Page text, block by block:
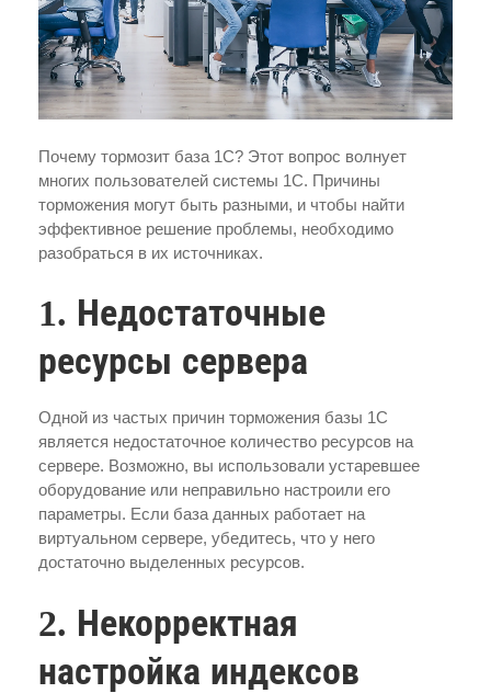
Почему тормозит база 1С? Этот вопрос волнует
многих пользователей системы 1С. Причины
торможения могут быть разными, и чтобы найти
эффективное решение проблемы, необходимо
разобраться в их источниках.
1. Недостаточные
ресурсы сервера
Одной из частых причин торможения базы 1С
является недостаточное количество ресурсов на
сервере. Возможно, вы использовали устаревшее
оборудование или неправильно настроили его
параметры. Если база данных работает на
виртуальном сервере, убедитесь, что у него
достаточно выделенных ресурсов.
2. Некорректная
настройка индексов